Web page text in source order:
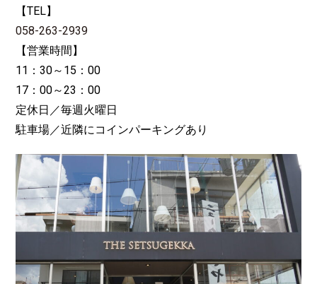
【TEL】
058-263-2939
【営業時間】
11：30～15：00
17：00～23：00
定休日／毎週火曜日
駐車場／近隣にコインパーキングあり